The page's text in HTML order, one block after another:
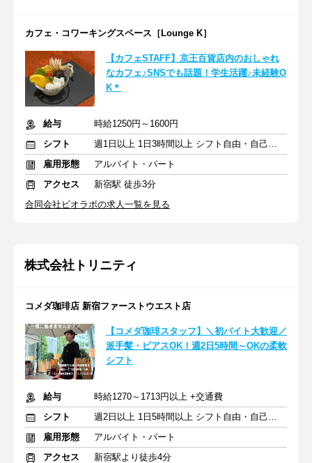
カフェ・コワーキングスペース［Lounge K］
【カフェSTAFF】京王百貨店内のおしゃれ
なカフェ♪SNSでも話題！学生活躍♪未経験O
K＊
給与
時給1250円～1600円
シフト
週1日以上 1日3時間以上 シフト自由・自己申告
雇用形態
アルバイト・パート
アクセス
新宿駅 徒歩3分
合同会社ビオラボの求人一覧を見る
株式会社トリニティ
コメダ珈琲店 新宿ファーストウエスト店
【コメダ珈琲スタッフ】＼初バイト大歓迎／
派手髪・ピアスOK！週2日5時間～OKの柔軟
シフト
給与
時給1270～1713円以上 +交通費
シフト
週2日以上 1日5時間以上 シフト自由・自己申告
雇用形態
アルバイト・パート
アクセス
新宿駅より徒歩4分